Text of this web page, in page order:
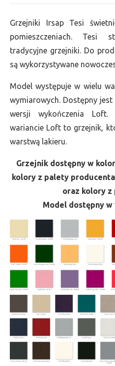
Grzejniki Irsap Tesi
pomieszczeniach. Tesi
tradycyjne grzejniki. Do
są wykorzystywane
Model występuje w wielu
wymiarowych. Dostępny
wersji wykończenia Loft.
wariancie Loft to grzejnik,
warstwą lakieru.
Grzejnik dostępny w
kolory z palety
oraz kolory z
Model dostępny w